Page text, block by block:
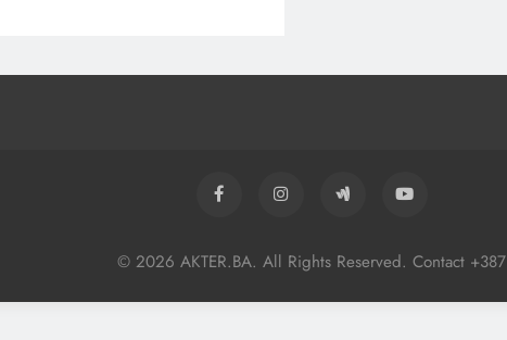
© 2026 AKTER.BA. All Rights Reserved. Contact +387